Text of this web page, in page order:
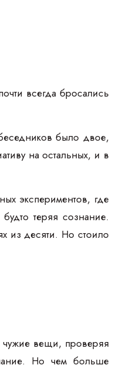
всегда бросались
было двое,
на остальных, и в
экспериментов, где
теряя сознание.
из десяти. Но стоило
чужие вещи, проверяя
Но чем больше